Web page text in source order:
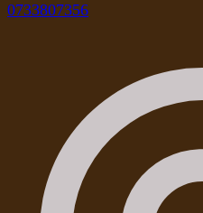
0733807356